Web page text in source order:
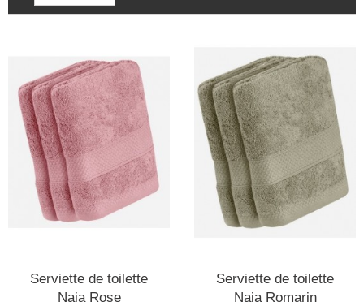
Serviette de toilette
Naia Rose
Serviette de toilette
Naia Romarin